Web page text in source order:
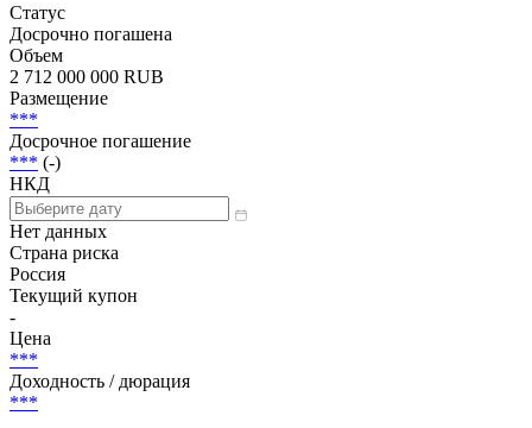
Статус
Досрочно погашена
Объем
2 712 000 000 RUB
Размещение
***
Досрочное погашение
*** (-)
НКД
Нет данных
Страна риска
Россия
Текущий купон
-
Цена
***
Доходность / дюрация
***